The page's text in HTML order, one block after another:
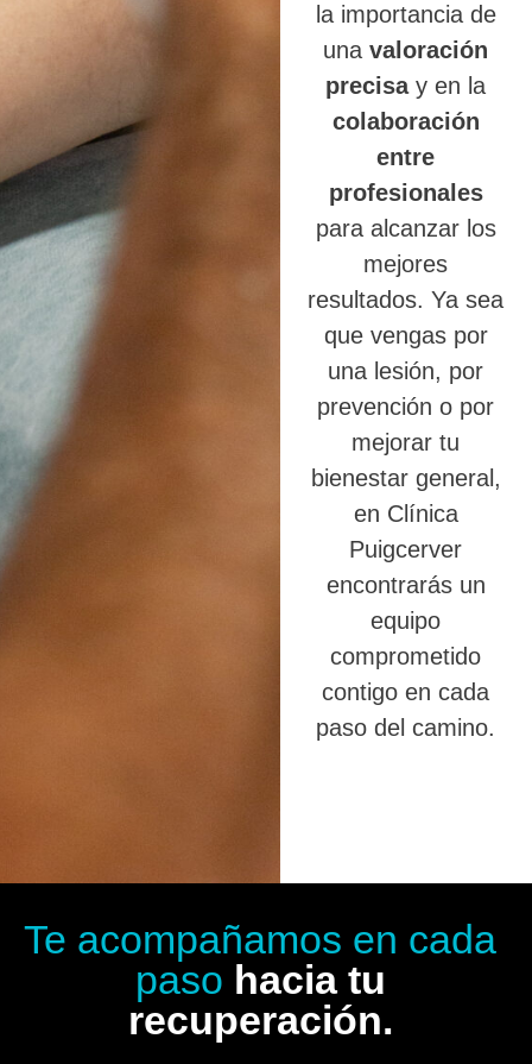
la importancia de
unavaloración
precisay en la
colaboración
entre
profesionales
para alcanzar los
mejores
resultados. Ya sea
que vengas por
una lesión, por
prevención o por
mejorar tu
bienestar general,
en Clínica
Puigcerver
encontrarás un
equipo
comprometido
contigo en cada
paso del camino.
Te acompañamos en cada
paso hacia tu
recuperación.